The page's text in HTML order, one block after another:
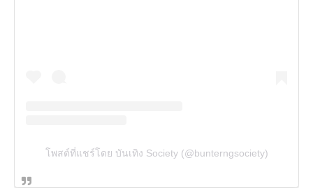
โพสต์ที่แชร์โดย บันเทิง Society (@bunterngsociety)